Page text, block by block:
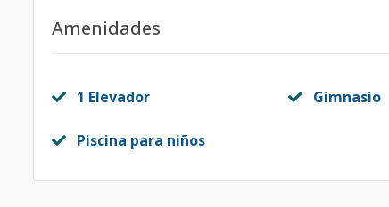
Amenidades
1 Elevador Gimnasio
Piscina para niños